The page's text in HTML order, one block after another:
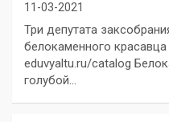
11-03-2021
Три депутата
белокаменного
eduvyaltu.ru/catalog
голубой…